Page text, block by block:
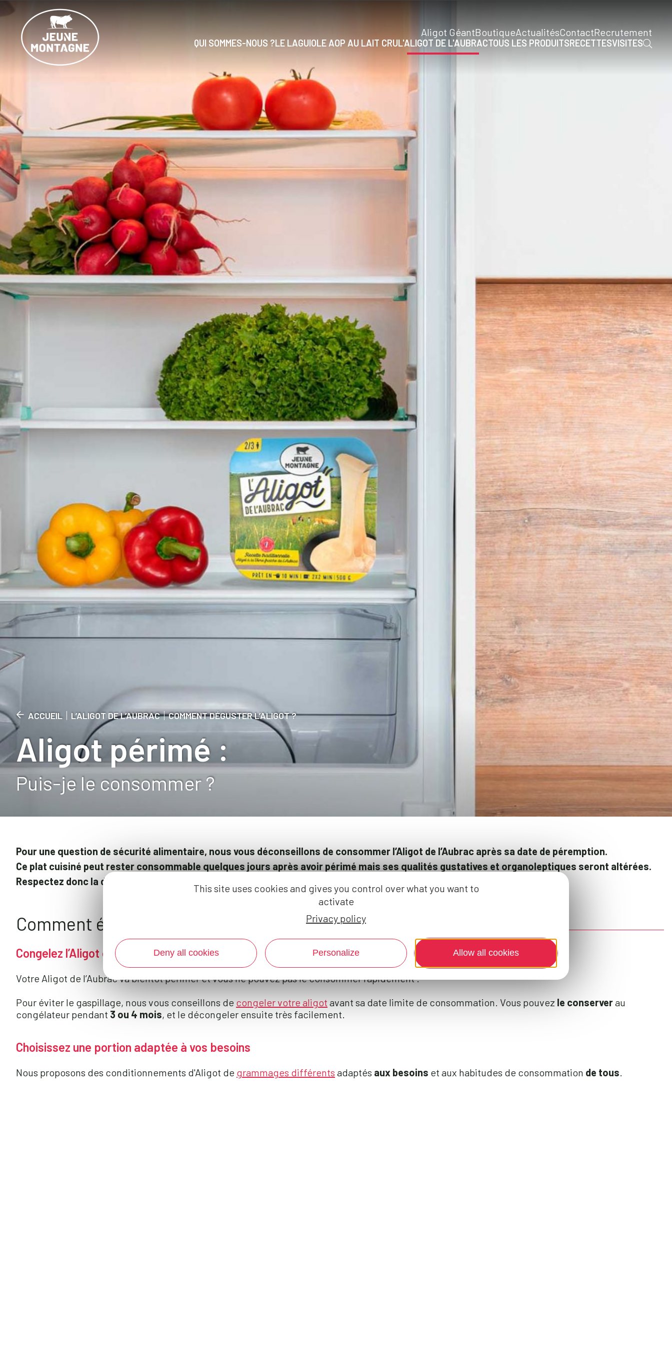
Aligot GéantBoutiqueActualitésContactRecrutement
QUI SOMMES-NOUS ?LE LAGUIOLE AOP AU LAIT CRUL'ALIGOT DE L'AUBRACTOUS LES PRODUITSRECETTESVISITES
ACCUEIL L’ALIGOT DE L’AUBRAC COMMENT DÉGUSTER L’ALIGOT ?
Aligot périmé :
Puis-je le consommer ?
Pour une question de sécurité alimentaire, nous vous déconseillons de consommer l’Aligot de l’Aubrac après sa date de péremption.
Ce plat cuisiné peut rester consommable quelques jours après avoir périmé mais ses qualités gustatives et organoleptiques seront altérées.
Respectez donc la date de péremption apposée sur la barquette, et surtout conservez-le bien toujours au réfrigérateur.
Comment éviter le gaspillage ?
Congelez l’Aligot de l’Aubrac
Votre Aligot de l’Aubrac va bientôt périmer et vous ne pouvez pas le consommer rapidement !
Pour éviter le gaspillage, nous vous conseillons de congeler votre aligot avant sa date limite de consommation. Vous pouvez le conserverau
congélateur pendant 3 ou 4 mois, et le décongeler ensuite très facilement.
Choisissez une portion adaptée à vos besoins
Nous proposons des conditionnements d'Aligot de grammages différents adaptés aux besoins et aux habitudes de consommation de tous.
Cookies management panel
This site uses cookies and gives you control over what you want to
activate
Privacy policy
Allow all cookies
Personalize
Deny all cookies